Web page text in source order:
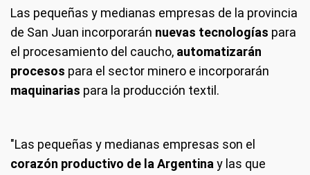
Las pequeñas y medianas empresas de la provincia
de San Juan incorporarán nuevas tecnologías para
el procesamiento del caucho, automatizarán
procesos para el sector minero e incorporarán
maquinarias para la producción textil.
"Las pequeñas y medianas empresas son el
corazón productivo de la Argentina y las que